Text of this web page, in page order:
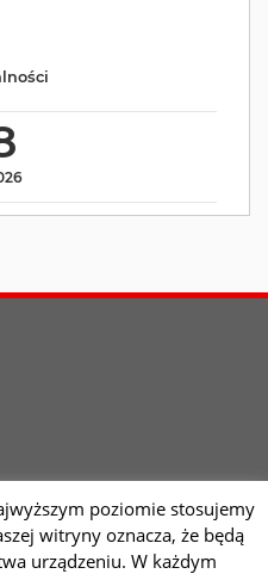
Youtube
Instagram
poziomie stosujemy
witryny oznacza, że będą
urządzeniu. W każdym